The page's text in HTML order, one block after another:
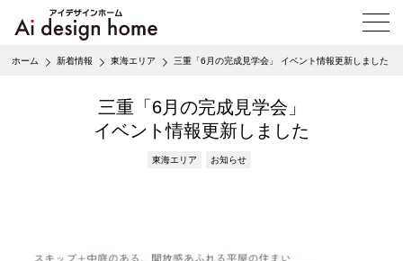
メ
ニ
ー
ホーム 新着情報 東海エリア 三重「6月の完成見学会」 イベント情報更新しました
三重「6月の完成見学会」
イベント情報更新しました
東海エリア お知らせ